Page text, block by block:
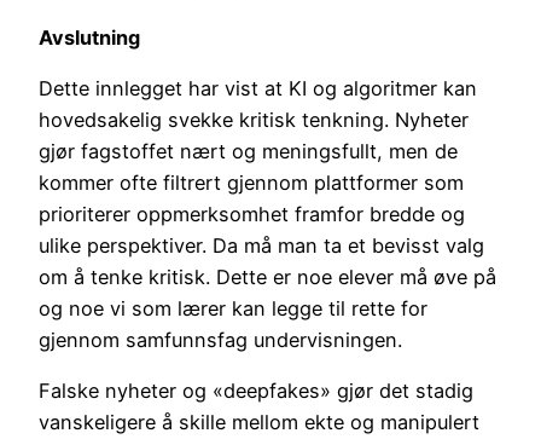
Avslutning
Dette innlegget har vist at KI og algoritmer kan
hovedsakelig svekke kritisk tenkning. Nyheter
gjør fagstoffet nært og meningsfullt, men de
kommer ofte filtrert gjennom plattformer som
prioriterer oppmerksomhet framfor bredde og
ulike perspektiver. Da må man ta et bevisst valg
om å tenke kritisk. Dette er noe elever må øve på
og noe vi som lærer kan legge til rette for
gjennom samfunnsfag undervisningen.
Falske nyheter og «deepfakes» gjør det stadig
vanskeligere å skille mellom ekte og manipulert